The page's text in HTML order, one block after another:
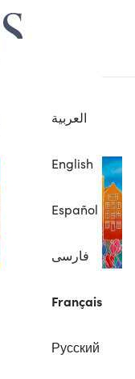
العربية
English
Español
فارسی
Français
Русский